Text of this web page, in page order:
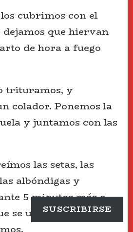
cubrimos con el
dejamos que hiervan
de hora a fuego
trituramos, y
colador. Ponemos la
y juntamos con las
las setas, las
albóndigas y
5 minutos más o
se unifiquen los
SUSCRIBIRSE